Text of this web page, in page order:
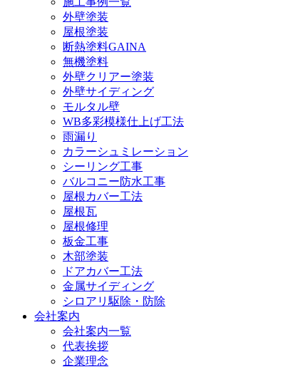
外壁塗装
屋根塗装
断熱塗料GAINA
無機塗料
外壁クリアー塗装
外壁サイディング
モルタル壁
WB多彩模様仕上げ工法
雨漏り
カラーシュミレーション
シーリング工事
バルコニー防水工事
屋根カバー工法
屋根瓦
屋根修理
板金工事
木部塗装
ドアカバー工法
金属サイディング
シロアリ駆除・防除
会社案内
会社案内一覧
代表挨拶
企業理念